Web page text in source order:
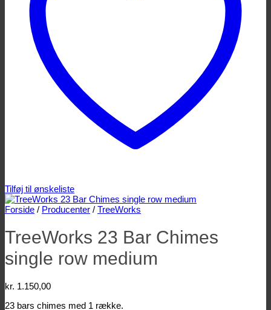
Tilføj til ønskeliste
Forside / Producenter / TreeWorks
TreeWorks 23 Bar Chimes
single row medium
kr. 1.150,00
23 bars chimes med 1 række.